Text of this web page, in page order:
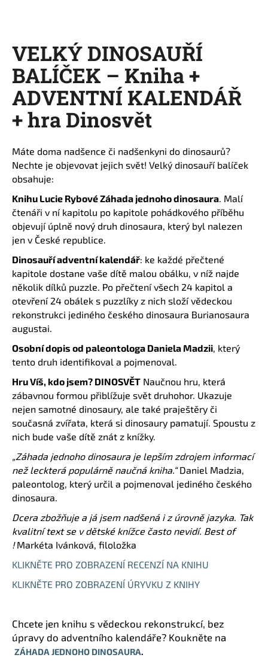
VELKÝ DINOSAUŘÍ
BALÍČEK – Kniha +
ADVENTNÍ KALENDÁŘ
+ hra Dinosvět
Máte doma nadšence či nadšenkyni do dinosaurů?
Nechte je objevovat jejich svět! Velký dinosauří balíček
obsahuje:
Knihu Lucie Rybové Záhada jednoho dinosaura . Malí
čtenáři v ní kapitolu po kapitole pohádkového příběhu
objevují úplně nový druh dinosaura, který byl nalezen
jen v České republice.
Dinosauří adventní kalendář: ke každé přečtené
kapitole dostane vaše dítě malou obálku, v níž najde
několik dílků puzzle. Po přečtení všech 24 kapitol a
otevření 24 obálek s puzzlíky z nich složí vědeckou
rekonstrukci jediného českého dinosaura Burianosaura
augustai.
Osobní dopis od paleontologa Daniela Madzii , který
tento druh identifikoval a pojmenoval.
Hru Víš, kdo jsem? DINOSVĚT Naučnou hru, která
zábavnou formou přiblížuje svět druhohor. Ukazuje
nejen samotné dinosaury, ale také praještěry či
současná zvířata, která si dinosaury pamatují. Spoustu z
nich bude vaše dítě znát z knížky.
„Záhada jednoho dinosaura je lepším zdrojem informací
než leckterá populárně naučná kniha.“Daniel Madzia,
paleontolog, který určil a pojmenoval jediného českého
dinosaura.
Dcera zbožňuje a já jsem nadšená i z úrovně jazyka. Tak
kvalitní text se v dětské knížce často nevidí. Best of
!Markéta Ivánková, filoložka
KLIKNĚTE PRO ZOBRAZENÍ RECENZÍ NA KNIHU
KLIKNĚTE PRO ZOBRAZENÍ ÚRYVKU Z KNIHY
Chcete jen knihu s vědeckou rekonstrukcí, bez
úpravy do adventního kalendáře? Koukněte na
ZÁHADA JEDNOHO DINOSAURA.
í
t
?
D
o
p
o
r
u
č
u
j
e
m
e